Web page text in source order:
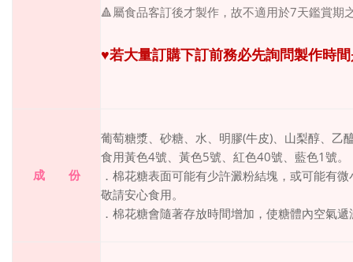
🔺 屬食品客訂後才製作，故不適用於7天鑑賞期
♥若大量訂購下訂前務必先詢問製作時
成 份
葡萄糖漿、砂糖、水、明膠(牛皮) 、山梨醇、乙
食用黃色4號、黃色5號、紅色40號、藍色1號。
．棉花糖表面可能有少許澱粉結塊，或可能有
敬請安心食用。
．棉花糖會隨著存放時間增加，使糖體內空氣